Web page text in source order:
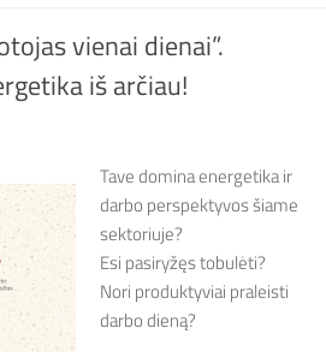
vienai dienai”.
iš arčiau!
Tave domina energetika ir
darbo perspektyvos šiame
sektoriuje?
Esi pasiryžęs tobulėti?
Nori produktyviai praleisti
darbo dieną?